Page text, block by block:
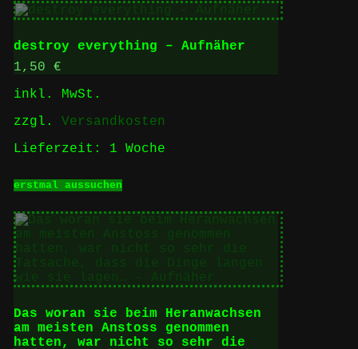
mehrere
Varianten
auf.
Die
Produktseite
werden
destroy everything – Aufnäher
1,50 €
inkl. MwSt.
zzgl. Versandkosten
Lieferzeit: 1 Woche
erstmal aussuchenProdukt
mehrere
Varianten
auf.
Die
Optionen
können
auf
der
Produktseite
Das woran sie beim Heranwachsen
am meisten Anstoss genommen
hatten, war nicht so sehr die